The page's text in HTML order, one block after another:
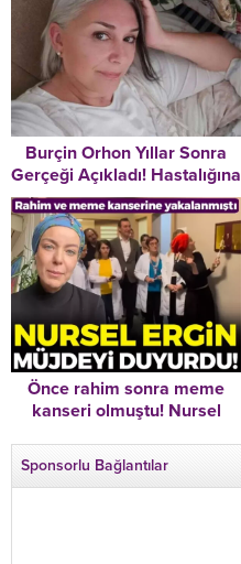
Burçin Orhon Yıllar Sonra
Gerçeği Açıkladı! Hastalığına
Yanlış Teşhis Konulmuş! “Bu
İddialar Beni ‘Alzheimer’
Teşhisi Kadar Üzmedi”
Önce rahim sonra meme
kanseri olmuştu! Nursel
Sponsorlu Bağlantılar